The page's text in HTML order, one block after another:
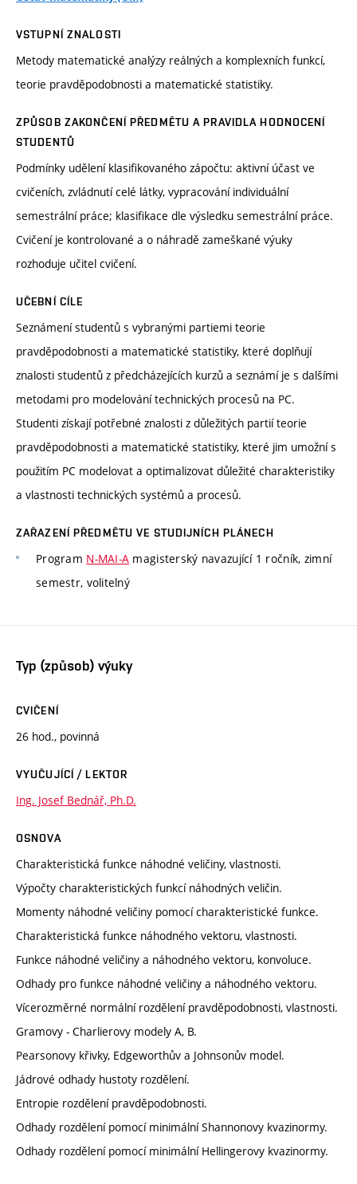
VSTUPNÍ ZNALOSTI
Metody matematické analýzy reálných a komplexních funkcí,
teorie pravděpodobnosti a matematické statistiky.
ZPŮSOB ZAKONČENÍ PŘEDMĚTU A PRAVIDLA HODNOCENÍ
STUDENTŮ
Podmínky udělení klasifikovaného zápočtu: aktivní účast ve
cvičeních, zvládnutí celé látky, vypracování individuální
semestrální práce; klasifikace dle výsledku semestrální práce.
Cvičení je kontrolované a o náhradě zameškané výuky
rozhoduje učitel cvičení.
UČEBNÍ CÍLE
Seznámení studentů s vybranými partiemi teorie
pravděpodobnosti a matematické statistiky, které doplňují
znalosti studentů z předcházejících kurzů a seznámí je s dalšími
metodami pro modelování technických procesů na PC.
Studenti získají potřebné znalosti z důležitých partií teorie
pravděpodobnosti a matematické statistiky, které jim umožní s
použitím PC modelovat a optimalizovat důležité charakteristiky
a vlastnosti technických systémů a procesů.
ZAŘAZENÍ PŘEDMĚTU VE STUDIJNÍCH PLÁNECH
Program N-MAI-A magisterský navazující 1 ročník, zimní
semestr, volitelný
Typ (způsob) výuky
CVIČENÍ
26 hod., povinná
VYUČUJÍCÍ / LEKTOR
Ing. Josef Bednář, Ph.D.
OSNOVA
Charakteristická funkce náhodné veličiny, vlastnosti.
Výpočty charakteristických funkcí náhodných veličin.
Momenty náhodné veličiny pomocí charakteristické funkce.
Charakteristická funkce náhodného vektoru, vlastnosti.
Funkce náhodné veličiny a náhodného vektoru, konvoluce.
Odhady pro funkce náhodné veličiny a náhodného vektoru.
Vícerozměrné normální rozdělení pravděpodobnosti, vlastnosti.
Gramovy - Charlierovy modely A, B.
Pearsonovy křivky, Edgeworthův a Johnsonův model.
Jádrové odhady hustoty rozdělení.
Entropie rozdělení pravděpodobnosti.
Odhady rozdělení pomocí minimální Shannonovy kvazinormy.
Odhady rozdělení pomocí minimální Hellingerovy kvazinormy.